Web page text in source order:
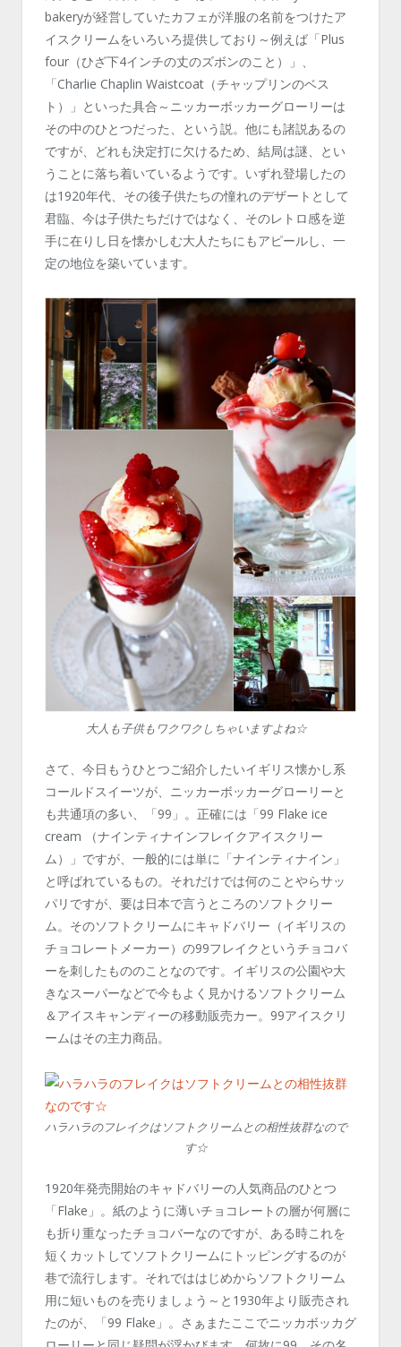
bakeryが経営していたカフェが洋服の名前をつけたア
イスクリームをいろいろ提供しており～例えば「Plus
four（ひざ下4インチの丈のズボンのこと）」、
「Charlie Chaplin Waistcoat（チャップリンのベス
ト）」といった具合～ニッカーボッカーグローリーは
その中のひとつだった、という説。他にも諸説あるの
ですが、どれも決定打に欠けるため、結局は謎、とい
うことに落ち着いているようです。いずれ登場したの
は1920年代、その後子供たちの憧れのデザートとして
君臨、今は子供たちだけではなく、そのレトロ感を逆
手に在りし日を懐かしむ大人たちにもアピールし、一
定の地位を築いています。
大人も子供もワクワクしちゃいますよね☆
さて、今日もうひとつご紹介したいイギリス懐かし系
コールドスイーツが、ニッカーボッカーグローリーと
も共通項の多い、「99」。正確には「99 Flake ice
cream （ナインティナインフレイクアイスクリー
ム）」ですが、一般的には単に「ナインティナイン」
と呼ばれているもの。それだけでは何のことやらサッ
パリですが、要は日本で言うところのソフトクリー
ム。そのソフトクリームにキャドバリー（イギリスの
チョコレートメーカー）の99フレイクというチョコバ
ーを刺したもののことなのです。イギリスの公園や大
きなスーパーなどで今もよく見かけるソフトクリーム
＆アイスキャンディーの移動販売カー。99アイスクリ
ームはその主力商品。
ハラハラのフレイクはソフトクリームとの相性抜群なので
す☆
1920年発売開始のキャドバリーの人気商品のひとつ
「Flake」。紙のように薄いチョコレートの層が何層に
も折り重なったチョコバーなのですが、ある時これを
短くカットしてソフトクリームにトッピングするのが
巷で流行します。それでははじめからソフトクリーム
用に短いものを売りましょう～と1930年より販売され
たのが、「99 Flake」。さぁまたここでニッカボッカグ